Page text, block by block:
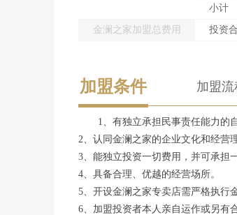
小计
金澜之家加盟总费用 投资
加盟条件 加盟流
1、有独立承担民事责任能力的
2、认同金澜之家的企业文化和经营
3、能独立投资一切费用，并可承担
4、具备合理、优越的经营场所。
5、开设金澜之家专卖店需严格执行
6、加盟投资者本人亲自运作或另有